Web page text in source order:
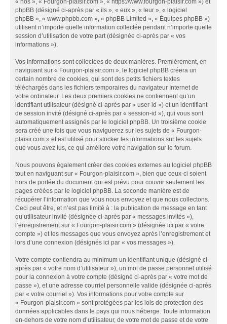
« nos », « Fourgon-plaisir.com », « https://www.fourgon-plaisir.com ») et
phpBB (désigné ci-après par « ils », « eux », « leur », « logiciel
phpBB », « www.phpbb.com », « phpBB Limited », « Équipes phpBB »)
utilisent n’importe quelle information collectée pendant n’importe quelle
session d’utilisation de votre part (désignée ci-après par « vos
informations »).
Vos informations sont collectées de deux manières. Premièrement, en
naviguant sur « Fourgon-plaisir.com », le logiciel phpBB créera un
certain nombre de cookies, qui sont des petits fichiers textes
téléchargés dans les fichiers temporaires du navigateur Internet de
votre ordinateur. Les deux premiers cookies ne contiennent qu’un
identifiant utilisateur (désigné ci-après par « user-id ») et un identifiant
de session invité (désigné ci-après par « session-id »), qui vous sont
automatiquement assignés par le logiciel phpBB. Un troisième cookie
sera créé une fois que vous naviguerez sur les sujets de « Fourgon-
plaisir.com » et est utilisé pour stocker les informations sur les sujets
que vous avez lus, ce qui améliore votre navigation sur le forum.
Nous pouvons également créer des cookies externes au logiciel phpBB
tout en naviguant sur « Fourgon-plaisir.com », bien que ceux-ci soient
hors de portée du document qui est prévu pour couvrir seulement les
pages créées par le logiciel phpBB. La seconde manière est de
récupérer l’information que vous nous envoyez et que nous collectons.
Ceci peut être, et n’est pas limité à : la publication de message en tant
qu’utilisateur invité (désignée ci-après par « messages invités »),
l’enregistrement sur « Fourgon-plaisir.com » (désignée ici par « votre
compte ») et les messages que vous envoyez après l’enregistrement et
lors d’une connexion (désignés ici par « vos messages »).
Votre compte contiendra au minimum un identifiant unique (désigné ci-
après par « votre nom d’utilisateur »), un mot de passe personnel utilisé
pour la connexion à votre compte (désigné ci-après par « votre mot de
passe »), et une adresse courriel personnelle valide (désignée ci-après
par « votre courriel »). Vos informations pour votre compte sur
« Fourgon-plaisir.com » sont protégées par les lois de protection des
données applicables dans le pays qui nous héberge. Toute information
en-dehors de votre nom d’utilisateur, de votre mot de passe et de votre